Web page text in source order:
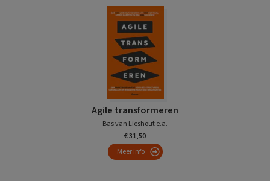
Agile transformeren
Bas van Lieshout e.a.
€ 31,50
Meer info